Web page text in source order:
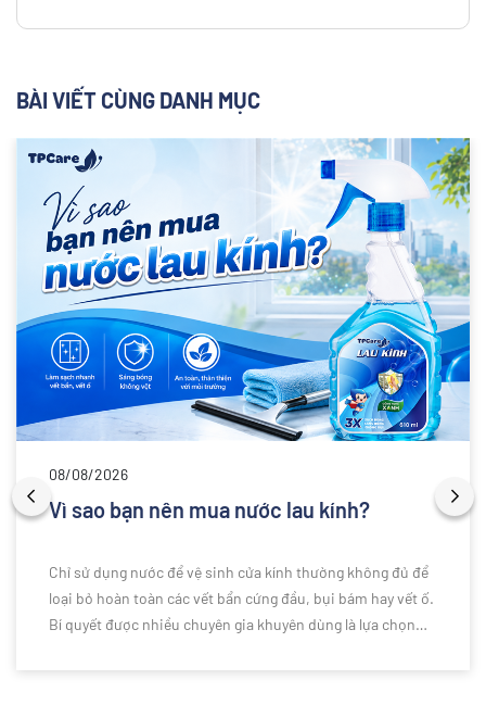
BÀI VIẾT CÙNG DANH MỤC
08/08/2026
Vì sao bạn nên mua nước lau kính?
Chỉ sử dụng nước để vệ sinh cửa kính thường không đủ để
loại bỏ hoàn toàn các vết bẩn cứng đầu, bụi bám hay vết ố.
Bí quyết được nhiều chuyên gia khuyên dùng là lựa chọn